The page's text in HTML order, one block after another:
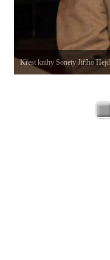
Křest knihy Sonety Jiřího